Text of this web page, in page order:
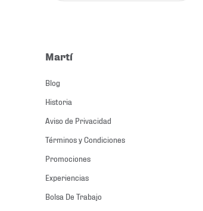
Martí
Blog
Historia
Aviso de Privacidad
Términos y Condiciones
Promociones
Experiencias
Bolsa De Trabajo